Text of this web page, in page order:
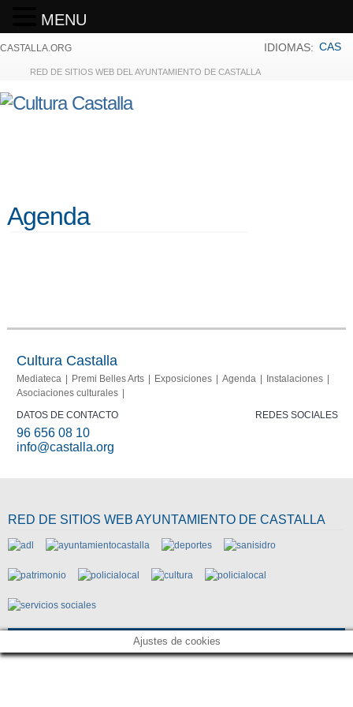
CASTALLA.ORG
RED DE SITIOS WEB DEL AYUNTAMIENTO DE CASTALLA
IDIOMAS: CAS
Agenda
Cultura Castalla
Mediateca Premi Belles Arts Exposiciones Agenda
Instalaciones
Asociaciones culturales
DATOS DE CONTACTO
96 656 08 10
info@castalla.org
REDES SOCIALES
RED DE SITIOS WEB AYUNTAMIENTO DE CASTALLA
Ajustes de cookies
MENU